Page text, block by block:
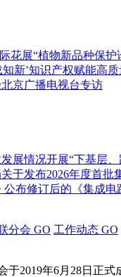
花展“植物新品种保护
知新’知识产权赋能高
京广播电视台专访
展情况开展“下基层
于发布2026年度首批
布修订后的《集成电
分会 GO 工作动态 GO
于2019年6月28日正式